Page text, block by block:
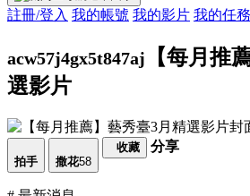
註冊/登入 我的帳號 我的影片 我的任務
acw57j4gx5t847aj
【每月推
選影片
拍手 撒花58
收藏 分享